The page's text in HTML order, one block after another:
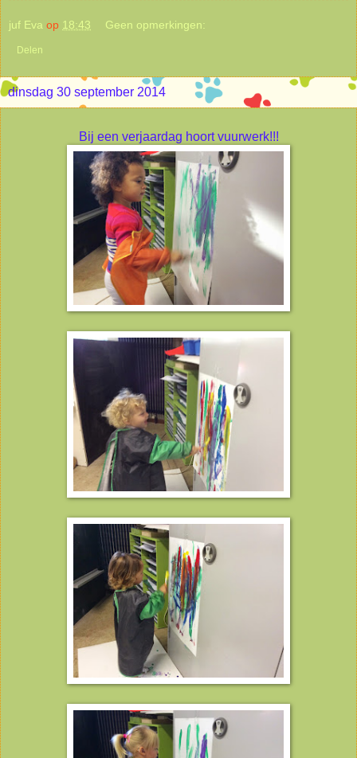
juf Eva op 18:43 Geen opmerkingen:
Delen
dinsdag 30 september 2014
Bij een verjaardag hoort vuurwerk!!!